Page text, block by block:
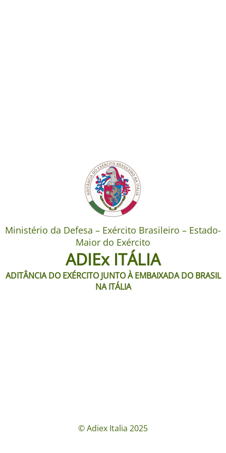
Ministério da Defesa – Exército Brasileiro – Estado-
Maior do Exército
ADIEx ITÁLIA
ADITÂNCIA DO EXÉRCITO JUNTO À EMBAIXADA DO BRASIL
NA ITÁLIA
© Adiex Italia 2025